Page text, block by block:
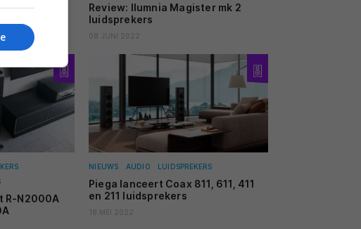
set –
Review: Ilumnia Magister mk 2
luidsprekers
08 JUNI 2022
R-N2000A
NIEUWS AUDIO LUIDSPREKERS
Piega lanceert Coax 811, 611, 411
en 211 luidsprekers
18 MEI 2022